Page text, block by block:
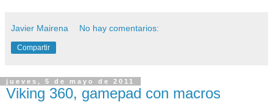
Javier Mairena No hay comentarios:
Compartir
jueves, 5 de mayo de 2011
Viking 360, gamepad con macros